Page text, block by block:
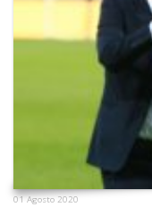
01 Agosto 2020